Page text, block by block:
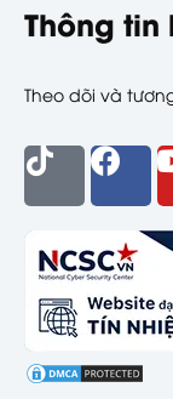
Thông tin
Theo dõi và